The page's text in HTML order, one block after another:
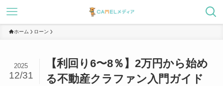
ホーム ローン
【利回り6〜8％】2万円から始め
る不動産クラファン入門ガイド
2025
12/31